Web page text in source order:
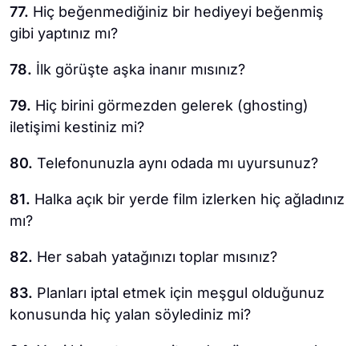
77. Hiç beğenmediğiniz bir hediyeyi beğenmiş
gibi yaptınız mı?
78. İlk görüşte aşka inanır mısınız?
79. Hiç birini görmezden gelerek (ghosting)
iletişimi kestiniz mi?
80. Telefonunuzla aynı odada mı uyursunuz?
81. Halka açık bir yerde film izlerken hiç ağladınız
mı?
82. Her sabah yatağınızı toplar mısınız?
83. Planları iptal etmek için meşgul olduğunuz
konusunda hiç yalan söylediniz mi?